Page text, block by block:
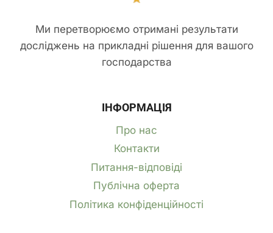
Ми перетворюємо отримані результати
досліджень на прикладні рішення для вашого
господарства
ІНФОРМАЦІЯ
Про нас
Контакти
Питання-відповіді
Публічна оферта
Політика конфіденційності